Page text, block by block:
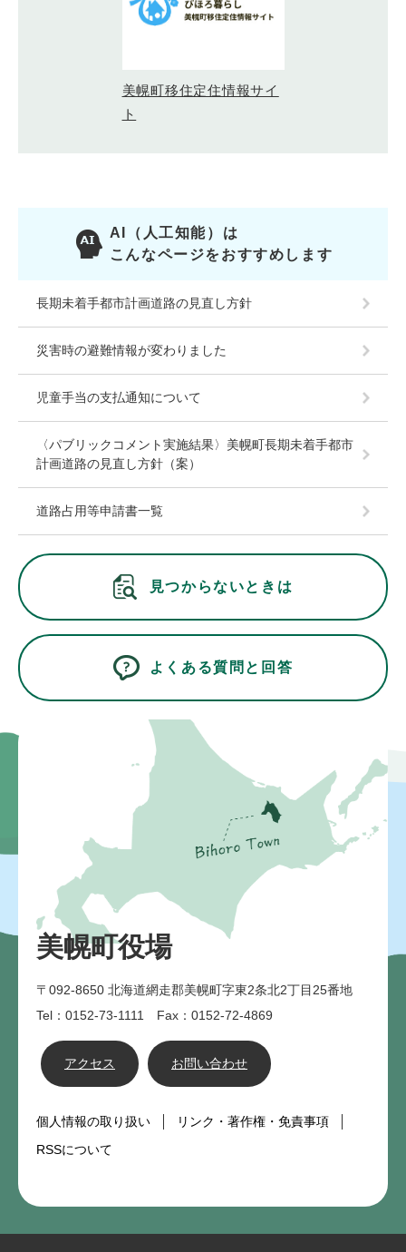
美幌町移住定住情報サイ
ト
AI（人工知能）は
こんなページをおすすめします
長期未着手都市計画道路の見直し方針
災害時の避難情報が変わりました
児童手当の支払通知について
〈パブリックコメント実施結果〉美幌町長期未着手都市
計画道路の見直し方針（案）
道路占用等申請書一覧
見つからないときは
よくある質問と回答
美幌町役場
〒092-8650 北海道網走郡美幌町字東2条北2丁目25番地
Tel：0152-73-1111 Fax：0152-72-4869
アクセス お問い合わせ
個人情報の取り扱い
リンク・著作権・免責事項
RSSについて